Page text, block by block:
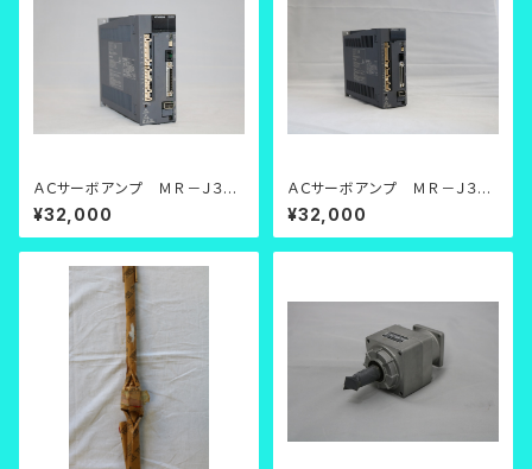
ＡＣサーボアンプ ＭＲ－Ｊ３－
７０Ａ【中古品】
¥32,000
ＡＣサーボアンプ ＭＲ－Ｊ３－
７０Ａ【中古品】
¥32,000